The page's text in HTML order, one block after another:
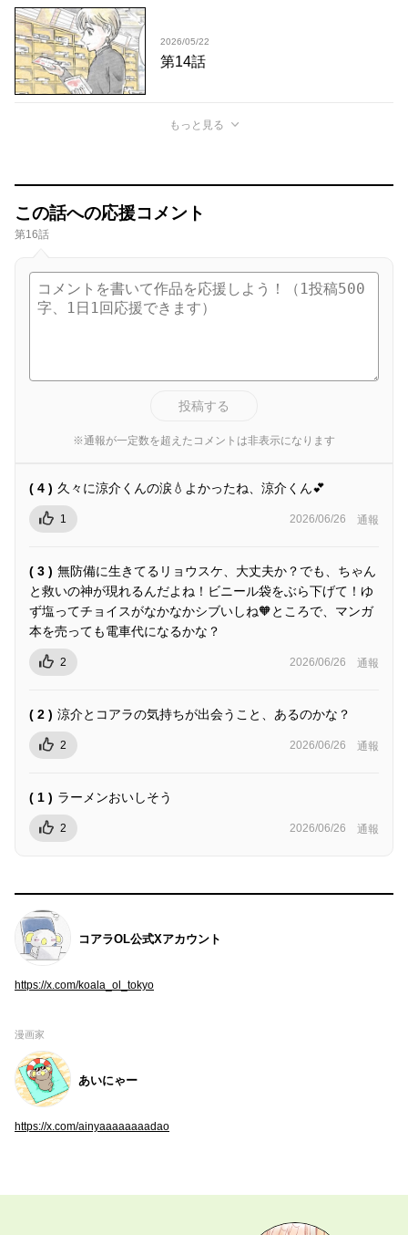
2026/05/22
第14話
もっと見る
この話への応援コメント
第16話
投稿する
※通報が一定数を超えたコメントは非表示になります
( 4 ) 久々に涼介くんの涙💧よかったね、涼介くん💕
1 2026/06/26 通報
( 3 ) 無防備に生きてるリョウスケ、大丈夫か？でも、ちゃん
と救いの神が現れるんだよね！ビニール袋をぶら下げて！ゆ
ず塩ってチョイスがなかなかシブいしね🧡ところで、マンガ
本を売っても電車代になるかな？
2 2026/06/26 通報
( 2 ) 涼介とコアラの気持ちが出会うこと、あるのかな？
2 2026/06/26 通報
( 1 ) ラーメンおいしそう
2 2026/06/26 通報
コアラOL公式Xアカウント
https://x.com/koala_ol_tokyo
漫画家
あいにゃー
https://x.com/ainyaaaaaaaadao